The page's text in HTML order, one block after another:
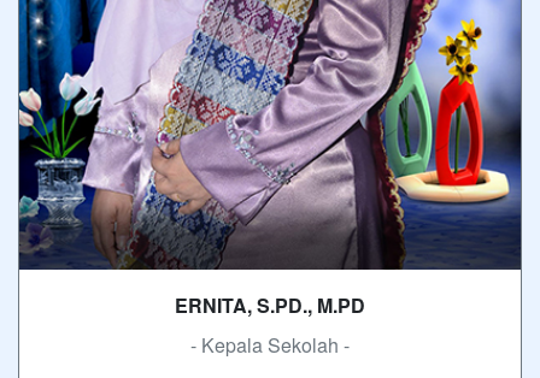
ERNITA, S.PD., M.PD
- Kepala Sekolah -